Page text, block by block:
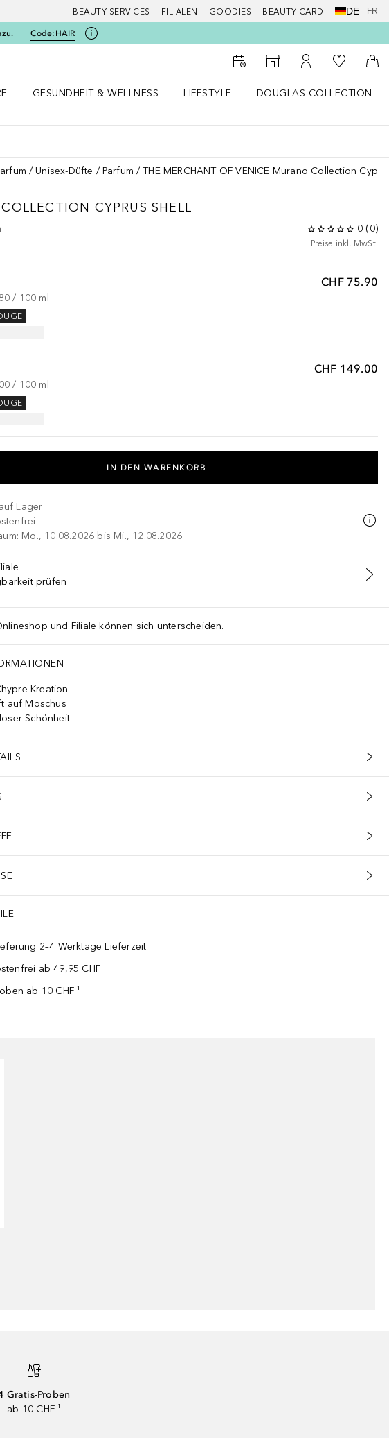
BEAUTY SERVICES FILIALEN GOODIES BEAUTY CARD DE FR
Code: HAIR
Startseite
Zum Storefinder
Zu Meinem
Zu Meiner
GESUNDHEIT & WELLNESS
LIFESTYLE
DOUGLAS COLLECTION
Unisex-Düfte Parfum THE MERCHANT OF VENICE Murano Collection
CYPRUS SHELL
0 (0)
Preise inkl. MwSt.
CHF 75.90
/ 100 ml
CHF 149.00
/ 100 ml
IN DEN WARENKORB
auf Lager
Mo., 10.08.2026 bis Mi., 12.08.2026
prüfen
und Filiale können sich unterscheiden.
Kreation
auf Moschus
Schönheit
2–4 Werktage Lieferzeit
ab 49,95 CHF
ab 10 CHF ¹
Gratis-Proben
ab 10 CHF ¹